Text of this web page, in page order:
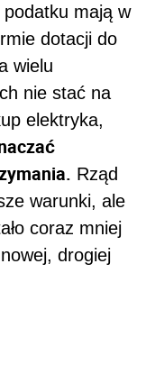
mają w
dotacji do
wielu
nie stać na
elektryka,
Rząd
warunki, ale
coraz mniej
drogiej